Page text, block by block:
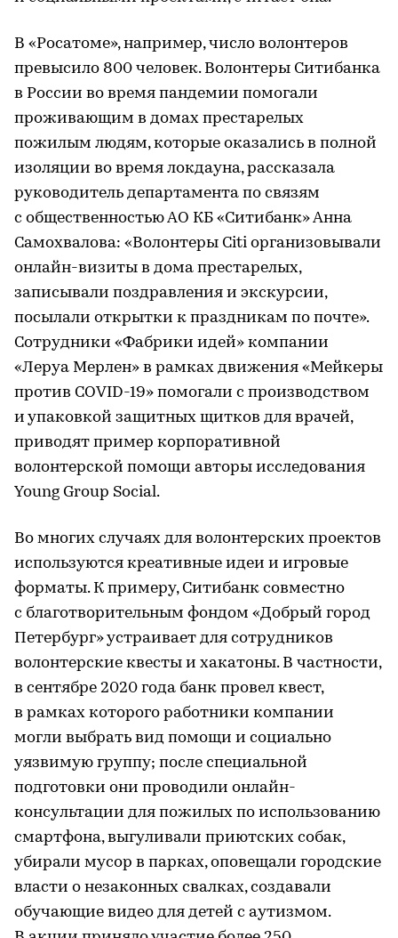
В «Росатоме», например, число волонтеров
превысило 800 человек. Волонтеры Ситибанка
в России во время пандемии помогали
проживающим в домах престарелых
пожилым людям, которые оказались в полной
изоляции во время локдауна, рассказала
руководитель департамента по связям
с общественностью АО КБ «Ситибанк» Анна
Самохвалова: «Волонтеры Citi организовывали
онлайн-визиты в дома престарелых,
записывали поздравления и экскурсии,
посылали открытки к праздникам по почте».
Сотрудники «Фабрики идей» компании
«Леруа Мерлен» в рамках движения «Мейкеры
против COVID-19» помогали с производством
и упаковкой защитных щитков для врачей,
приводят пример корпоративной
волонтерской помощи авторы исследования
Young Group Social.
Во многих случаях для волонтерских проектов
используются креативные идеи и игровые
форматы. К примеру, Ситибанк совместно
с благотворительным фондом «Добрый город
Петербург» устраивает для сотрудников
волонтерские квесты и хакатоны. В частности,
в сентябре 2020 года банк провел квест,
в рамках которого работники компании
могли выбрать вид помощи и социально
уязвимую группу; после специальной
подготовки они проводили онлайн-
консультации для пожилых по использованию
смартфона, выгуливали приютских собак,
убирали мусор в парках, оповещали городские
власти о незаконных свалках, создавали
обучающие видео для детей с аутизмом.